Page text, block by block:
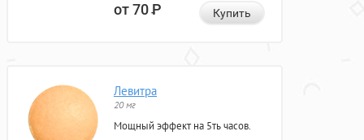
от 70Р Купить
Левитра
20 мг
Мощный эффект на 5ть часов.